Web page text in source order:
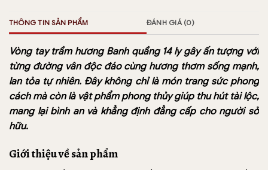
THÔNG TIN SẢN PHẨM ĐÁNH GIÁ (0)
Vòng tay trầm hương Banh quầng 14 ly gây ấn tượng với
từng đường vân độc đáo cùng hương thơm sống mạnh,
lan tỏa tự nhiên. Đây không chỉ là món trang sức phong
cách mà còn là vật phẩm phong thủy giúp thu hút tài lộc,
mang lại bình an và khẳng định đẳng cấp cho người sở
hữu.
Giới thiệu về sản phẩm